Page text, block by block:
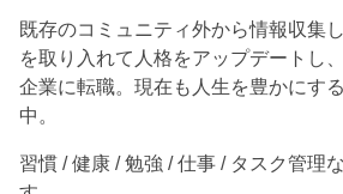
既存のコミュニティ外から情報収集
を取り入れて人格をアップデートし
企業に転職。現在も人生を豊かにす
中。
習慣 / 健康 / 勉強 / 仕事 / タスク管理